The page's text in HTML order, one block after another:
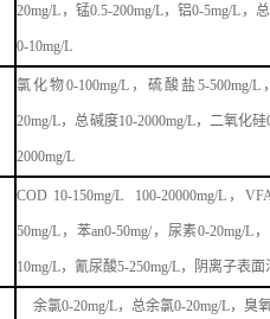
20mg/L，锰0.5-200mg/L，铝0-5mg/L，
0-10mg/L
氯化物0-100mg/L，硫酸盐5-500mg/
20mg/L，总碱度10-2000mg/L，二氧化
2000mg/L
COD 10-150mg/L 100-20000mg/L，
50mg/L，苯an0-50mg/，尿素0-20mg/L
10mg/L，氰尿酸5-250mg/L，阴离子表
余氯0-20mg/L，总余氯0-20mg/L，臭